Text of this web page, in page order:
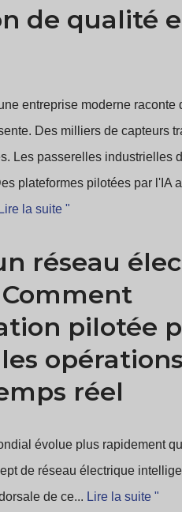
de qualité
entreprise moderne raconte
Des milliers de capteurs
Les passerelles industrielles
plateformes pilotées par l'IA
Lire la suite "
réseau
pilotée
réel
évolue plus rapidement
de réseau électrique
de ce... Lire la suite "